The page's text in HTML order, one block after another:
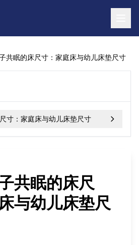
共眠的床尺寸：家庭床与幼儿床垫尺寸
寸：家庭床与幼儿床垫尺寸
共眠的床尺
与幼儿床垫尺